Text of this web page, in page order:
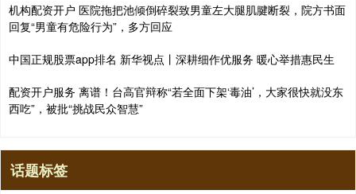
机构配资开户 医院拖把池倾倒碎裂致男童左大腿肌腱断裂，院方书面
回复“男童有危险行为”，多方回应
中国正规股票app排名 新华视点丨深耕细作优服务 暖心举措惠民生
配资开户服务 离谱！台高官辩称“若全面下架‘毒油’，大家很快就没东
西吃”，被批“挑战民众智慧”
话题标签